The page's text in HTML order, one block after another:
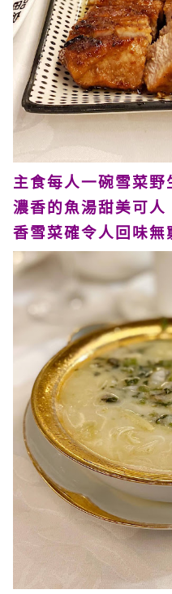
主食每人一碗雪菜
濃香的魚湯甜美可人
香雪菜確令人回味無